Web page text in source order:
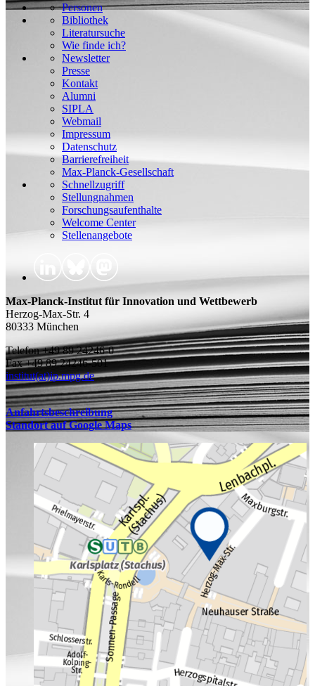
Personen
Bibliothek
Literatursuche
Wie finde ich?
Newsletter
Presse
Kontakt
Alumni
SIPLA
Webmail
Impressum
Datenschutz
Barrierefreiheit
Max-Planck-Gesellschaft
Schnellzugriff
Stellungnahmen
Forschungsaufenthalte
Welcome Center
Stellenangebote
Max-Planck-Institut für Innovation und Wettbewerb
Herzog-Max-Str. 4
80333 München
Telefon +49 89 24246-0
Fax +49 89 24246-501
institut(at)ip.mpg.de
Anfahrtsbeschreibung
Standort auf Google Maps